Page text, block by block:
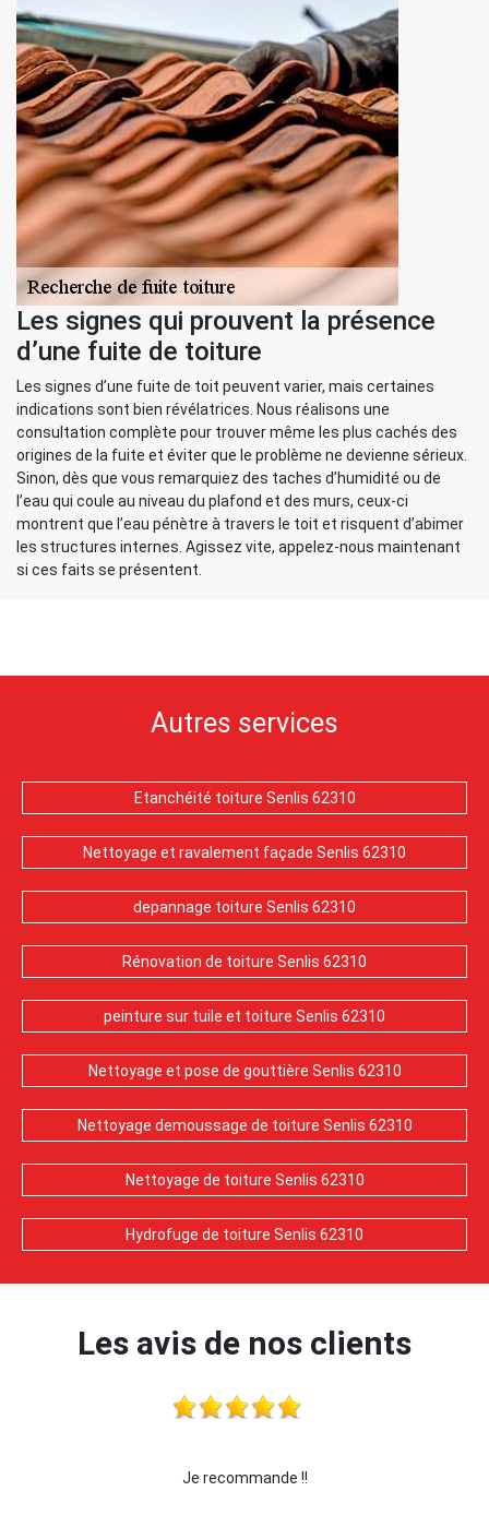
Les signes qui prouvent la présence
d’une fuite de toiture
Les signes d’une fuite de toit peuvent varier, mais certaines
indications sont bien révélatrices. Nous réalisons une
consultation complète pour trouver même les plus cachés des
origines de la fuite et éviter que le problème ne devienne sérieux.
Sinon, dès que vous remarquiez des taches d’humidité ou de
l’eau qui coule au niveau du plafond et des murs, ceux-ci
montrent que l’eau pénètre à travers le toit et risquent d’abimer
les structures internes. Agissez vite, appelez-nous maintenant
si ces faits se présentent.
Autres services
Etanchéité toiture Senlis 62310
Nettoyage et ravalement façade Senlis 62310
depannage toiture Senlis 62310
Rénovation de toiture Senlis 62310
peinture sur tuile et toiture Senlis 62310
Nettoyage et pose de gouttière Senlis 62310
Nettoyage demoussage de toiture Senlis 62310
Nettoyage de toiture Senlis 62310
Hydrofuge de toiture Senlis 62310
Les avis de nos clients
Je recommande !!